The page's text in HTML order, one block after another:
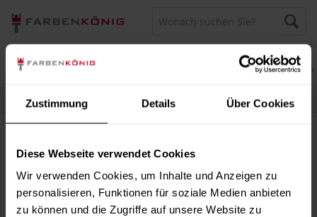
Zustimmung Details Über Cookies
Diese Webseite verwendet Cookies
Wir verwenden Cookies, um Inhalte und Anzeigen zu
personalisieren, Funktionen für soziale Medien anbieten
zu können und die Zugriffe auf unsere Website zu
Persönliche Beratung unter 040 60 77 65 23
Warenkorb
Mein Konto
Menü
RAL Maschinenlack
RAL Maschinenlack